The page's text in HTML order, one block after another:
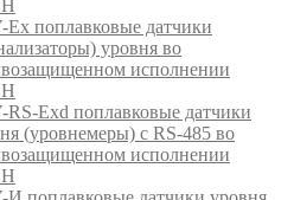
поплавковые датчики
уровня во
исполнении
Exd поплавковые датчики
(уровнемеры) с RS-485 во
исполнении